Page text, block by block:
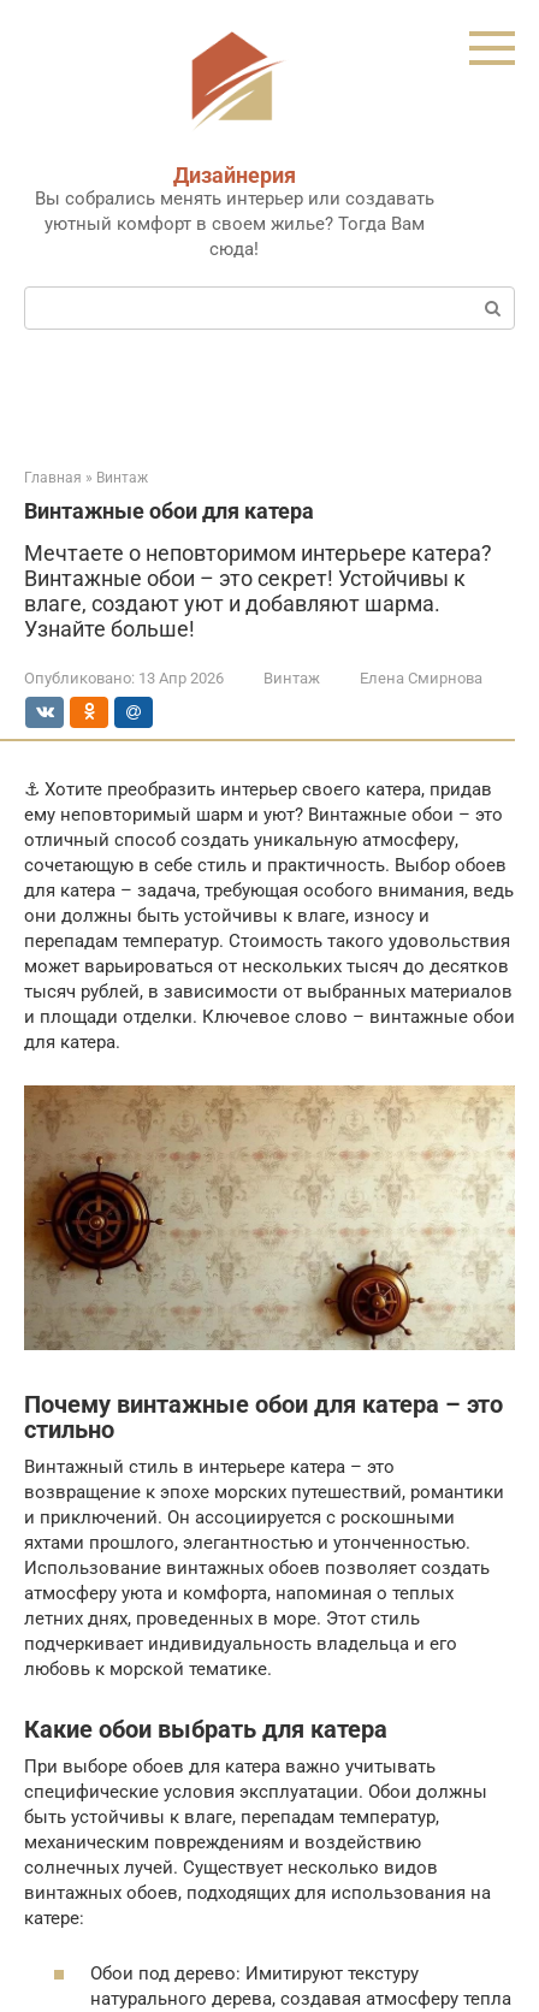
Дизайнерия
Вы собрались менять интерьер или создавать
уютный комфорт в своем жилье? Тогда Вам
сюда!
Поиск:
Главная » Винтаж
Винтажные обои для катера
Мечтаете о неповторимом интерьере катера?
Винтажные обои – это секрет! Устойчивы к
влаге, создают уют и добавляют шарма.
Узнайте больше!
Опубликовано: 13 Апр 2026 Винтаж Елена Смирнова
⚓️ Хотите преобразить интерьер своего катера, придав
ему неповторимый шарм и уют? Винтажные обои – это
отличный способ создать уникальную атмосферу,
сочетающую в себе стиль и практичность. Выбор обоев
для катера – задача, требующая особого внимания, ведь
они должны быть устойчивы к влаге, износу и
перепадам температур. Стоимость такого удовольствия
может варьироваться от нескольких тысяч до десятков
тысяч рублей, в зависимости от выбранных материалов
и площади отделки. Ключевое слово – винтажные обои
для катера.
Почему винтажные обои для катера – это
стильно
Винтажный стиль в интерьере катера – это
возвращение к эпохе морских путешествий, романтики
и приключений. Он ассоциируется с роскошными
яхтами прошлого, элегантностью и утонченностью.
Использование винтажных обоев позволяет создать
атмосферу уюта и комфорта, напоминая о теплых
летних днях, проведенных в море. Этот стиль
подчеркивает индивидуальность владельца и его
любовь к морской тематике.
Какие обои выбрать для катера
При выборе обоев для катера важно учитывать
специфические условия эксплуатации. Обои должны
быть устойчивы к влаге, перепадам температур,
механическим повреждениям и воздействию
солнечных лучей. Существует несколько видов
винтажных обоев, подходящих для использования на
катере:
Обои под дерево: Имитируют текстуру
натурального дерева, создавая атмосферу тепла